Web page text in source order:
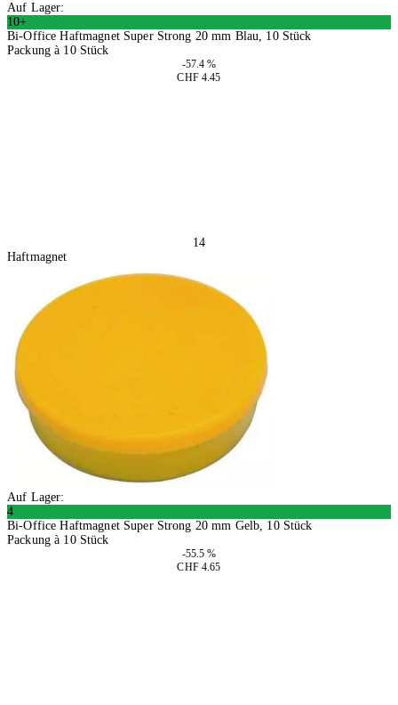
Auf Lager:
10+
Bi-Office Haftmagnet Super Strong 20 mm Blau, 10 Stück
Packung à 10 Stück
-57.4 %
CHF 4.45
14
Haftmagnet
Auf Lager:
4
Bi-Office Haftmagnet Super Strong 20 mm Gelb, 10 Stück
Packung à 10 Stück
-55.5 %
CHF 4.65